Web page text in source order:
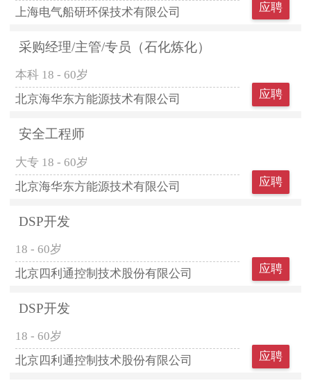
上海电气船研环保技术有限公司
应聘
采购经理/主管/专员（石化炼化）
本科 18 - 60岁
北京海华东方能源技术有限公司
应聘
安全工程师
大专 18 - 60岁
北京海华东方能源技术有限公司
应聘
DSP开发
18 - 60岁
北京四利通控制技术股份有限公司
应聘
DSP开发
18 - 60岁
北京四利通控制技术股份有限公司
应聘